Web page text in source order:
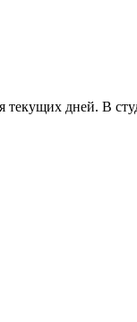
текущих дней. В